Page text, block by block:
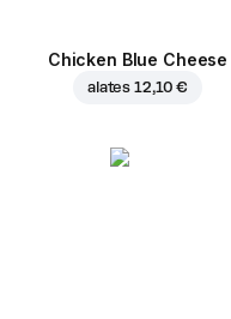
Chicken Blue Cheese
alates 12,10 €